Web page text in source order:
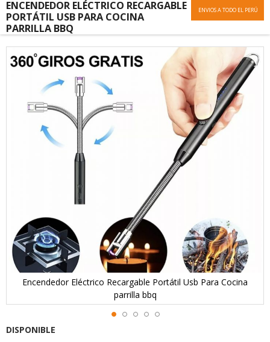
ENCENDEDOR ELÉCTRICO RECARGABLE
PORTÁTIL USB PARA COCINA
PARRILLA BBQ
ENVIOS A TODO EL PERÚ
DISPONIBLE
Skip
to
Encendedor Eléctrico Recargable Portátil Usb Para Cocina
parrilla bbq
Skip